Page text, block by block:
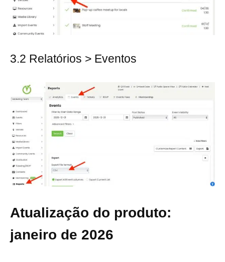
3.2 Relatórios > Eventos
Atualização do produto:
janeiro de 2026